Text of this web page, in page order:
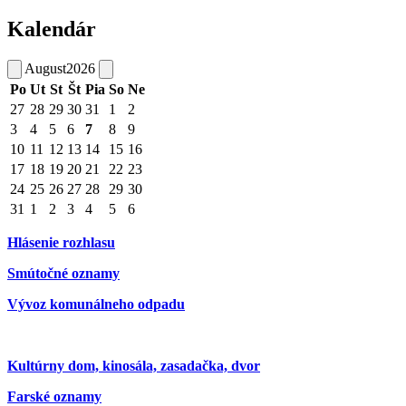
Kalendár
August2026
Po Ut St Št Pia So Ne
27 28 29 30 31 1
2
3
4 5 6 7 8
9
10 11 12 13 14 15 16
17 18 19 20 21 22 23
24 25 26 27 28 29 30
31 1 2 3 4 5 6
Hlásenie rozhlasu
Smútočné oznamy
Vývoz komunálneho odpadu
Kultúrny dom, kinosála, zasadačka, dvor
Farské oznamy